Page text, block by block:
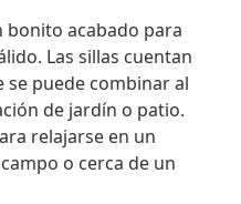
bonito acabado para
Las sillas cuentan
puede combinar al
de jardín o patio.
relajarse en un
o cerca de un